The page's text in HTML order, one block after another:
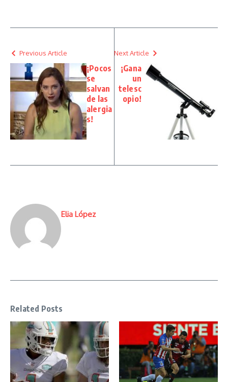
Previous Article
¡Pocos
se
salvan
de las
alergia
s!
Next Article
¡Gana
un
telesc
opio!
Elia López
Related Posts